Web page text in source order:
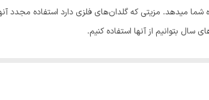
شما میدهد. مزیتی که گلدان‌های فلزی دارد استفاده
سال بتوانیم از آنها استفاده کنیم.